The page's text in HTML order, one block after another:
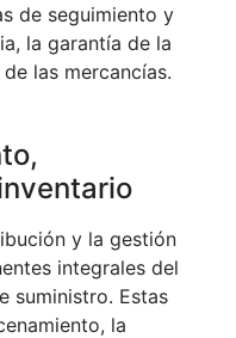
de seguimiento y
la garantía de la
las mercancías.
y la gestión
integrales del
suministro. Estas
la